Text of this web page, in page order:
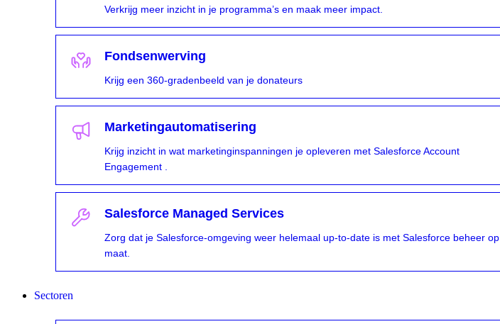
Verkrijg meer inzicht in je programma’s en maak meer impact.
Fondsenwerving
Krijg een 360-gradenbeeld van je donateurs
Marketingautomatisering
Krijg inzicht in wat marketinginspanningen je opleveren met Salesforce Account
Engagement .
Salesforce Managed Services
Zorg dat je Salesforce-omgeving weer helemaal up-to-date is met Salesforce beheer op
maat.
Sectoren